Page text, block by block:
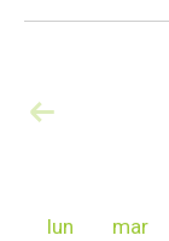
lun mar